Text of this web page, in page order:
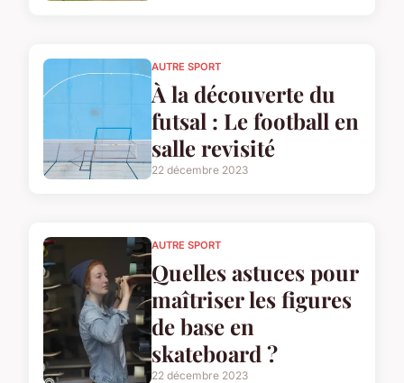
AUTRE SPORT
À la découverte du
futsal : Le football en
salle revisité
22 décembre 2023
AUTRE SPORT
Quelles astuces pour
maîtriser les figures
de base en
skateboard ?
22 décembre 2023